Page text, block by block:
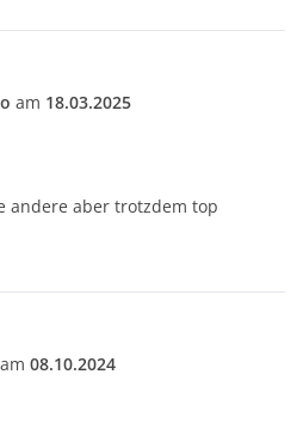
am 18.03.2025
andere aber trotzdem top
am 08.10.2024